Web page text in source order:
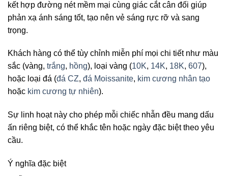
kết hợp đường nét mềm mại cùng giác cắt cân đối giúp
phản xạ ánh sáng tốt, tạo nên vẻ sáng rực rỡ và sang
trọng.
Khách hàng có thể tùy chỉnh miễn phí mọi chi tiết như màu
sắc (vàng, trắng, hồng), loại vàng (10K, 14K, 18K, 607),
hoặc loại đá (đá CZ, đá Moissanite, kim cương nhân tạo
hoặc kim cương tự nhiên).
Sự linh hoạt này cho phép mỗi chiếc nhẫn đều mang dấu
ấn riêng biệt, có thể khắc tên hoặc ngày đặc biệt theo yêu
cầu.
Ý nghĩa đặc biệt